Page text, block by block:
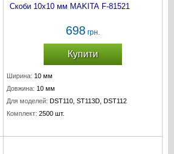
Скоби 10х10 мм MAKITA F-81521
698 грн.
Купити
Ширина: 10 мм
Довжина: 10 мм
Для моделей: DST110, ST113D, DST112
Комплект: 2500 шт.